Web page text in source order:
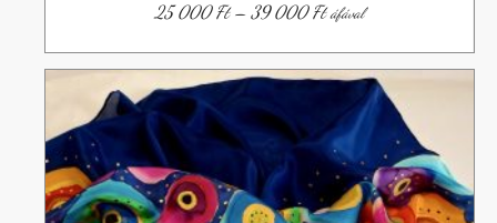
25 000Ft – 39 000FtÁrtartomány:
25
39
000 Ft
áfával